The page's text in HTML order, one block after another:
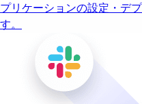
プリケーションの設定・デ
す。